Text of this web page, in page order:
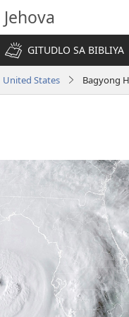
GITUDLO SA BIBLIYA
United States Bagyong